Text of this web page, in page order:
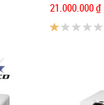
21.000.000 ₫